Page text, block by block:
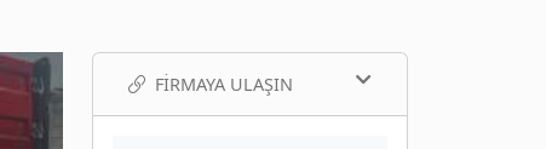
FIRMAYA ULAŞIN